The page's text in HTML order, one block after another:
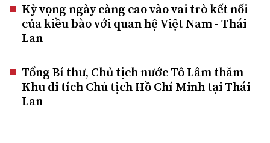
Kỳ vọng ngày càng cao vào vai trò kết nối
của kiều bào với quan hệ Việt Nam - Thái
Lan
Tổng Bí thư, Chủ tịch nước Tô Lâm thăm
Khu di tích Chủ tịch Hồ Chí Minh tại Thái
Lan